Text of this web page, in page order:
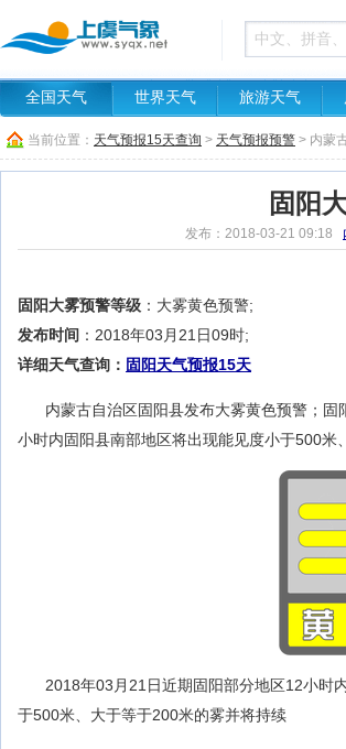
全国天气 世界天气 旅游天气
当前位置： 天气预报15天查询 > 天气预报预警 > 内蒙
固阳
发布：2018-03-21 09:18
固阳大雾预警等级 ：大雾黄色预警;
发布时间 ：2018年03月21日09时;
详细天气查询： 固阳天气预报15天
内蒙古自治区固阳县发布大雾黄色预警；
小时内固阳县南部地区将出现能见度小于500米
2018年03月21日近期固阳部分地区12小时
于500米、大于等于200米的雾并将持续